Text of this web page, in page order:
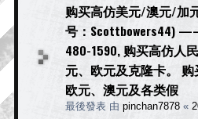
购买高仿美元/澳元/加
号：Scottbowers44)
480-1590, 购买高仿人
元、欧元及克隆卡。 购
欧元、澳元及各类假
最後發表 由 pinchan7878 «